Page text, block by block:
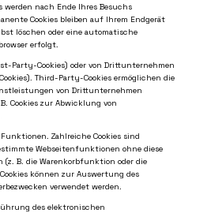
werden nach Ende Ihres Besuchs
Cookies bleiben auf Ihrem Endgerät
löschen oder eine automatische
erfolgt.
Party-Cookies) oder von Drittunternehmen
Third-Party-Cookies ermöglichen die
von Drittunternehmen
Cookies zur Abwicklung von
Zahlreiche Cookies sind
Webseitenfunktionen ohne diese
B. die Warenkorbfunktion oder die
können zur Auswertung des
verwendet werden.
des elektronischen